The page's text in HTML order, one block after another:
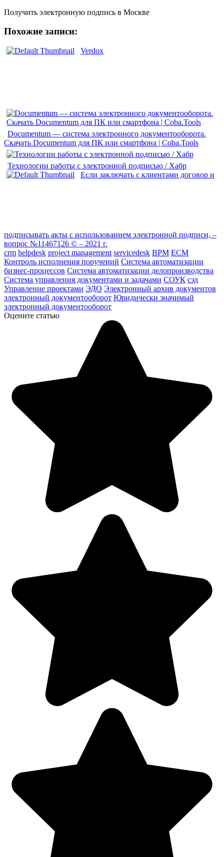
Получить электронную подпись в Москве
Похожие записи:
Verdox
Documentum — система электронного документооборота.
Скачать Documentum для ПК или смартфона | Coba.Tools
Технологии работы с электронной подписью / Хабр
Если заключать с клиентами договор и
подписывать акты с использованием электронной подписи, –
вопрос №11467126 © – 2021 г.
crm helpdesk project management servicedesk ВРМ ЕСМ
Контроль исполнения поручений Система автоматизации
бизнес-процессов Система автоматизации делопроизводства
Система управления документами и задачами СОУК сэд
Управление проектами ЭДО Электронный архив документов
электронный документооборот Юридически значимый
электронный документооборот
Оцените статью